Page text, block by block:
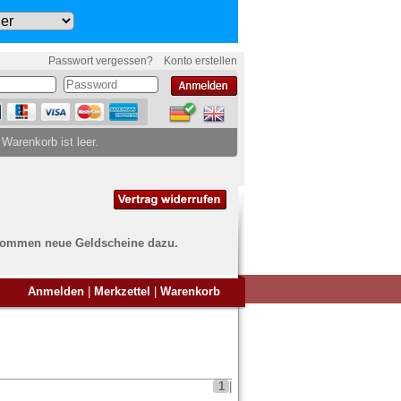
Passwort vergessen? Konto erstellen
Warenkorb ist leer.
neue Geldscheine dazu.
Sie Banknoten
Anmelden Merkzettel Warenkorb
1